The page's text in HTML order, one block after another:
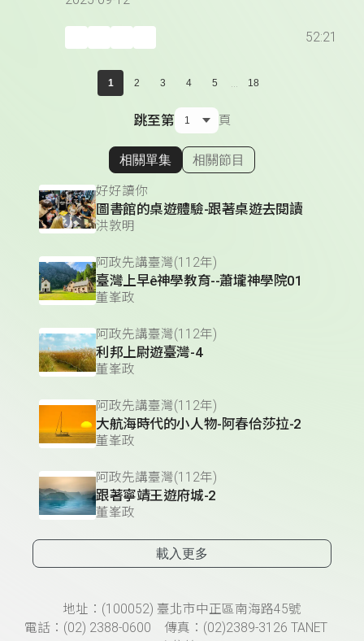
52:21
1 2 3 4 5 ... 18
跳至第 頁
顯示相關單集
相關單集 相關節目
好好讀你
圖書館的桌遊體驗-跟著桌遊去閱讀
洪敦明
阿政先講臺灣(112年)
臺灣上早ê神學教育--蕭壠神學院01
董峯政
阿政先講臺灣(112年)
利邦上尉遊臺灣-4
董峯政
阿政先講臺灣(112年)
大航海時代的小人物-阿春佮莎拉-2
董峯政
阿政先講臺灣(112年)
跟著寧靖王遊府城-2
董峯政
載入更多
頁尾資訊地址：(100052) 臺北市中正區南海路45號
電話：(02) 2388-0600 傳真：(02)2389-3126 TANET